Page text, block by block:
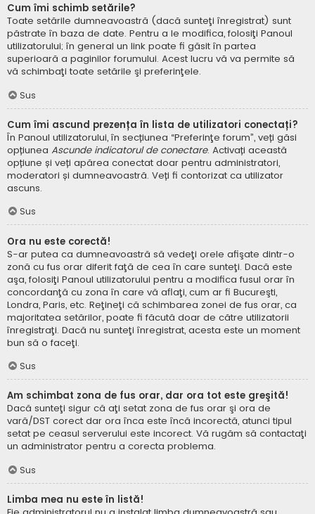
Cum îmi schimb setările?
Toate setările dumneavoastră (dacă sunteţi înregistrat) sunt
păstrate în baza de date. Pentru a le modifica, folosiţi Panoul
utilizatorului; în general un link poate fi găsit în partea
superioară a paginilor forumului. Acest lucru vă va permite să
vă schimbaţi toate setările şi preferinţele.
Sus
Cum îmi ascund prezența în lista de utilizatori conectați?
În Panoul utilizatorului, în secțiunea “Preferinţe forum”, veți găsi
opțiunea Ascunde indicatorul de conectare. Activați această
opțiune și veți apărea conectat doar pentru administratori,
moderatori și dumneavoastră. Veți fi contorizat ca utilizator
ascuns.
Sus
Ora nu este corectă!
S-ar putea ca dumneavoastră să vedeţi orele afişate dintr-o
zonă cu fus orar diferit faţă de cea în care sunteţi. Dacă este
aşa, folosiţi Panoul utilizatorului pentru a modifica fusul orar în
concordanţă cu zona în care vă aflaţi, cum ar fi Bucureşti,
Londra, Paris, etc. Reţineţi că schimbarea zonei de fus orar, ca
majoritatea setărilor, poate fi făcută doar de către utilizatorii
înregistraţi. Dacă nu sunteţi înregistrat, acesta este un moment
bun să o faceţi.
Sus
Am schimbat zona de fus orar, dar ora tot este greşită!
Dacă sunteţi sigur că aţi setat zona de fus orar şi ora de
vară/DST corect dar ora înca este încă incorectă, atunci tipul
setat pe ceasul serverului este incorect. Vă rugăm să contactaţi
un administrator pentru a corecta problema.
Sus
Limba mea nu este în listă!